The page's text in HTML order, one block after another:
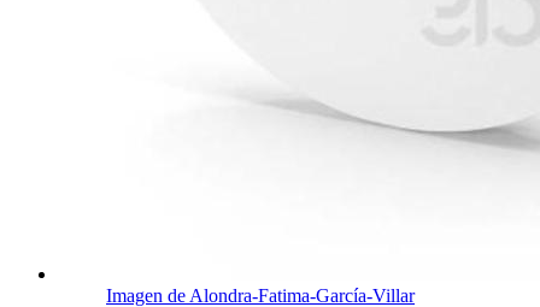
Imagen de Alondra-Fatima-García-Villar